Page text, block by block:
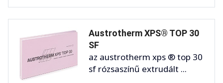
Austrotherm XPS® TOP 30
SF
az austrotherm xps ® top 30
sf rózsaszínű extrudált ...